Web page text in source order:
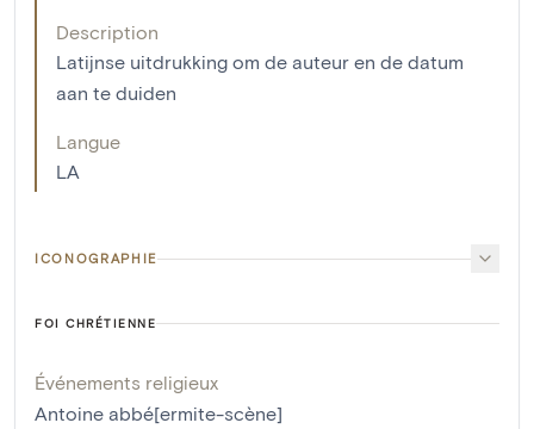
Description
Latijnse uitdrukking om de auteur en de datum
aan te duiden
Langue
LA
ICONOGRAPHIE
FOI CHRÉTIENNE
Événements religieux
Antoine abbé[ermite-scène]